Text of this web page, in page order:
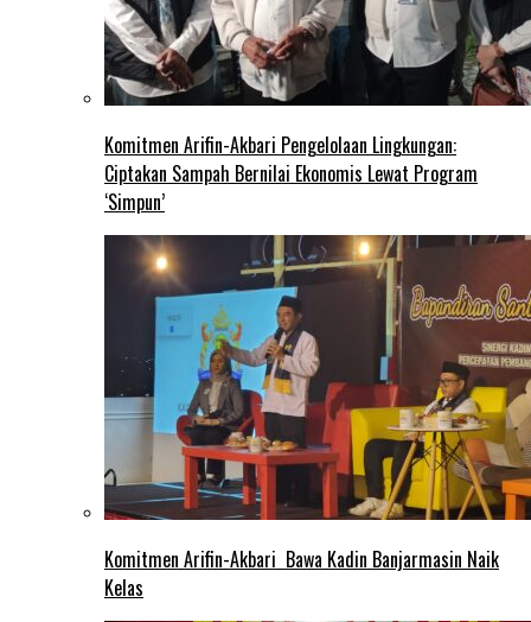
Komitmen Arifin-Akbari Pengelolaan Lingkungan:
Ciptakan Sampah Bernilai Ekonomis Lewat Program
‘Simpun’
Komitmen Arifin-Akbari Bawa Kadin Banjarmasin Naik
Kelas